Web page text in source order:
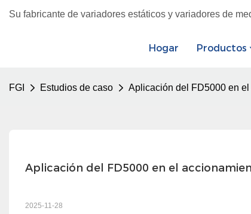
Su fabricante de variadores estáticos y variadores de
Hogar Productos
FGI Estudios de caso Aplicación del FD5000 en
Aplicación del FD5000 en el
2025-11-28